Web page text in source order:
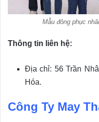
Mẫu đông phục
Thông tin liên hệ:
Địa chỉ: 56 Trần
Hóa.
Công Ty May